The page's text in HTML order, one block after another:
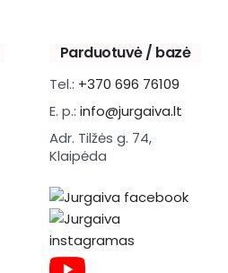
Parduotuvė / bazė
Tel.: +370 696 76109
E. p.: info@jurgaiva.lt
Adr. Tilžės g. 74,
Klaipėda